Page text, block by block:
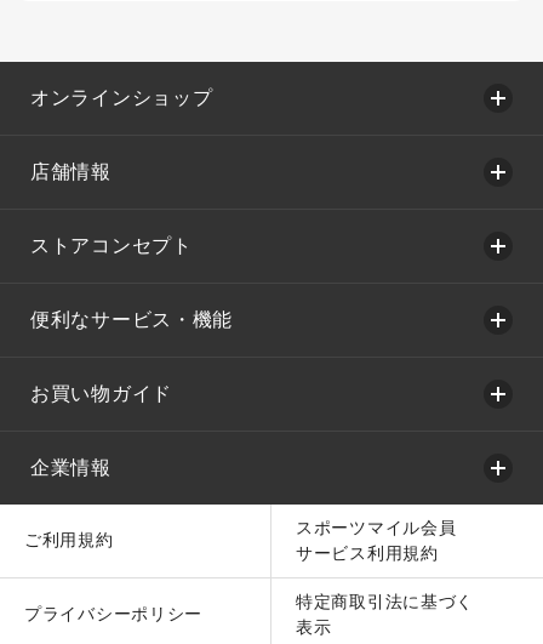
オンラインショップ
店舗情報
ストアコンセプト
便利なサービス・機能
お買い物ガイド
企業情報
ご利用規約
スポーツマイル会員
サービス利用規約
プライバシーポリシー
特定商取引法に基づく
表示